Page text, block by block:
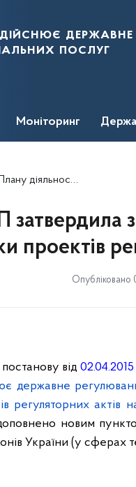
державне
послуг
Моніторинг
регуляторних актів на 2015 рік
проектів
Опубліковано
у від
державне
регуляторних актів
новим
України (у сферах